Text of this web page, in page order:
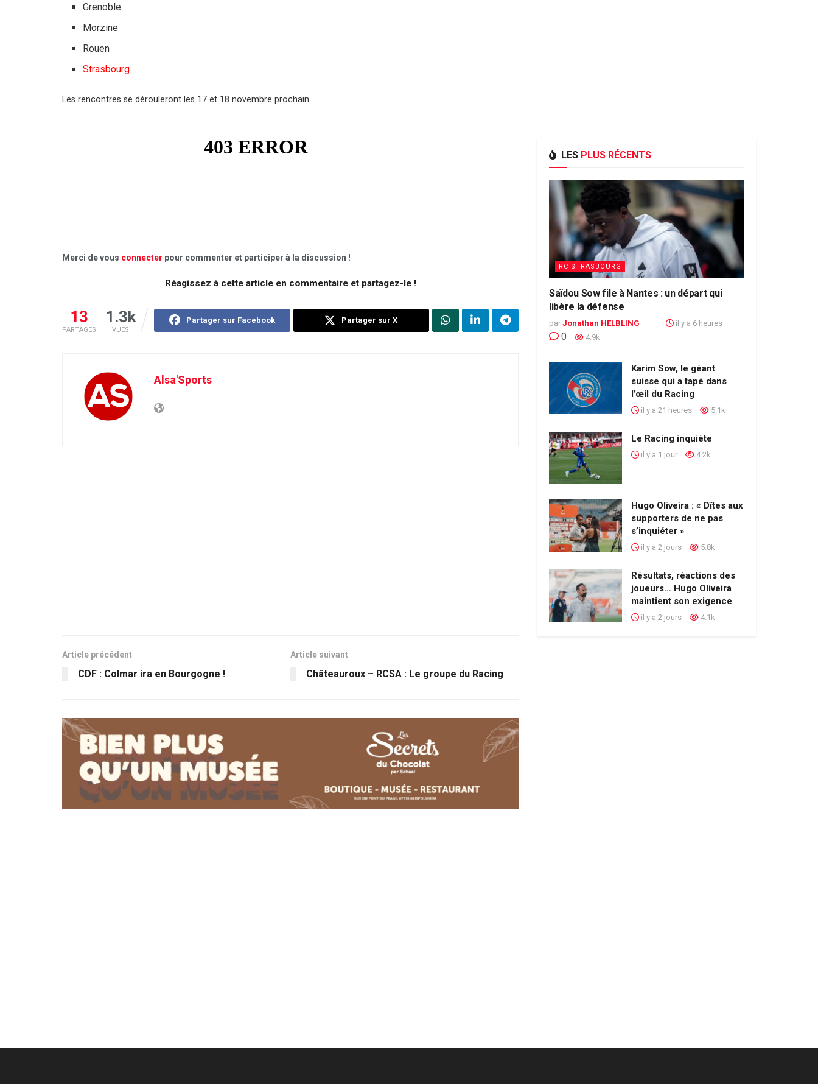
Grenoble
Morzine
Rouen
Strasbourg
Les rencontres se dérouleront les 17 et 18 novembre prochain.
Merci de vous connecter pour commenter et participer à la discussion !
Réagissez à cette article en commentaire et partagez-le !
13
PARTAGES
1.3k
VUES
Partager sur Facebook Partager sur X
Alsa'Sports
Article précédent
CDF : Colmar ira en Bourgogne !
Article suivant
Châteauroux – RCSA : Le groupe du Racing
LES PLUS RÉCENTS
RC STRASBOURG
Saïdou Sow file à Nantes : un départ qui
libère la défense
par Jonathan HELBLING il y a 6 heures
0 4.9k
Karim Sow, le géant
suisse qui a tapé dans
l’œil du Racing
il y a 21 heures 5.1k
Le Racing inquiète
il y a 1 jour 4.2k
Hugo Oliveira : « Dîtes aux
supporters de ne pas
s’inquiéter »
il y a 2 jours 5.8k
Résultats, réactions des
joueurs… Hugo Oliveira
maintient son exigence
il y a 2 jours 4.1k